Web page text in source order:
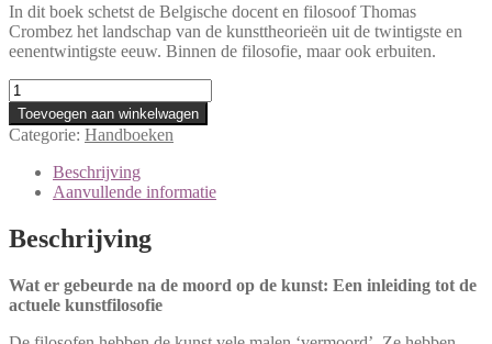
In dit boek schetst de Belgische docent en filosoof Thomas
Crombez het landschap van de kunsttheorieën uit de twintigste en
eenen­twintigste eeuw. Binnen de filosofie, maar ook erbuiten.
Wat
er
gebeurde
na
moord
de
kunst
Crombez)
aantal
Toevoegen aan winkelwagen
Categorie: Handboeken
Beschrijving
Aanvullende informatie
Beschrijving
Wat er gebeurde na de moord op de kunst: Een inleiding tot de
actuele kunstfilosofie